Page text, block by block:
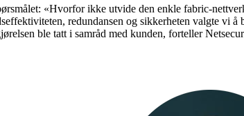
«Hvorfor ikke utvide den enkle fabric-
redundansen og sikkerheten valgte vi
ble tatt i samråd med kunden, forteller